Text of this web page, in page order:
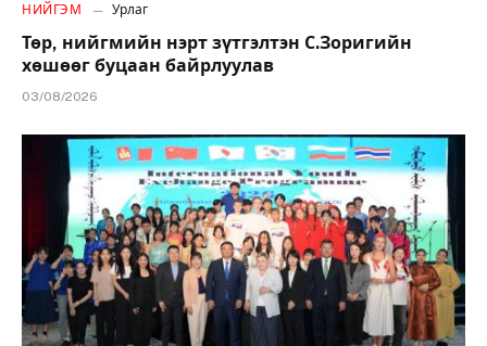
НИЙГЭМ Урлаг
Төр, нийгмийн нэрт зүтгэлтэн С.Зоригийн
хөшөөг буцаан байрлуулав
03/08/2026